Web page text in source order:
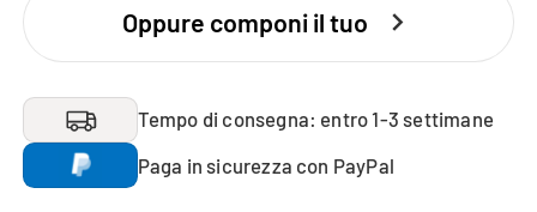
Oppure componi il tuo
Tempo di consegna: entro 1-3 settimane
Paga in sicurezza con PayPal